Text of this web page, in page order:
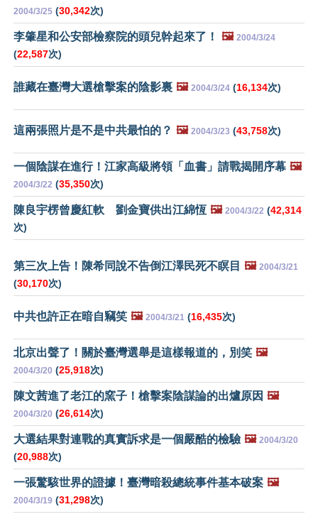
2004/3/25 (30,342次)
李肇星和公安部檢察院的頭兒幹起來了！ 🖼️ 2004/3/24
(22,587次)
誰藏在臺灣大選槍擊案的陰影裏 🖼️ 2004/3/24 (16,134次)
這兩張照片是不是中共最怕的？ 🖼️ 2004/3/23 (43,758次)
一個陰謀在進行！江家高級將領「血書」請戰揭開序幕 🖼️
2004/3/22 (35,350次)
陳良宇楞曾慶紅軟 劉金寶供出江綿恆 🖼️ 2004/3/22 (42,314
次)
第三次上告！陳希同說不告倒江澤民死不瞑目 🖼️ 2004/3/21
(30,170次)
中共也許正在暗自竊笑 🖼️ 2004/3/21 (16,435次)
北京出聲了！關於臺灣選舉是這樣報道的，別笑 🖼️
2004/3/20 (25,918次)
陳文茜進了老江的窯子！槍擊案陰謀論的出爐原因 🖼️
2004/3/20 (26,614次)
大選結果對連戰的真實訴求是一個嚴酷的檢驗 🖼️ 2004/3/20
(20,988次)
一張驚駭世界的證據！臺灣暗殺總統事件基本破案 🖼️
2004/3/19 (31,298次)